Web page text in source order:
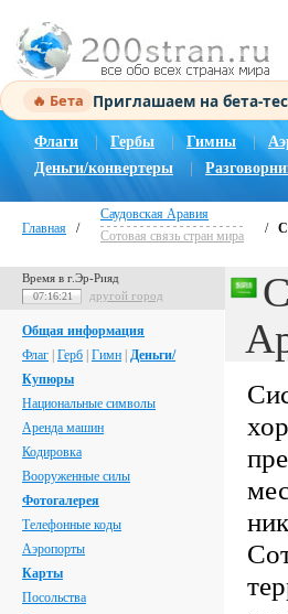
🔥 Бета Приглашаем на бета-
Флаги Гербы Гимны |
Деньги/конвертеры
Главная /
Саудовская Аравия
Сотовая связь стран мира
/
Время в г.Эр-Рияд
07:16:22 другой город
Общая информация
Флаг Герб Гимн Деньги/
Купюры
Национальные символы
Аренда машин
Кодировка
Вооруженные силы
Фотогалерея
Телефонные коды
Аэропорты
Карты
Посольства